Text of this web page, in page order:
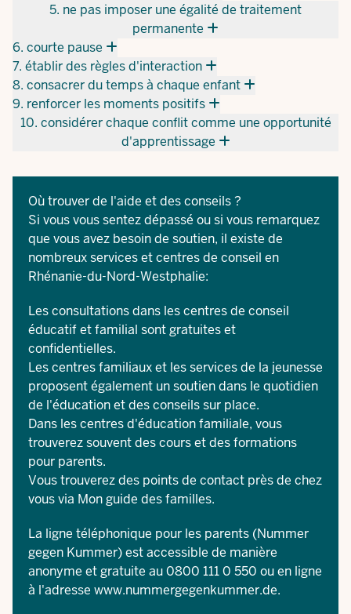
5. ne pas imposer une égalité de traitement
permanente
6. courte pause
7. établir des règles d'interaction
8. consacrer du temps à chaque enfant
9. renforcer les moments positifs
10. considérer chaque conflit comme une opportunité
d'apprentissage
Où trouver de l'aide et des conseils ?
Si vous vous sentez dépassé ou si vous remarquez
que vous avez besoin de soutien, il existe de
nombreux services et centres de conseil en
Rhénanie-du-Nord-Westphalie:
Les consultations dans les centres de conseil
éducatif et familial sont gratuites et
confidentielles.
Les centres familiaux et les services de la jeunesse
proposent également un soutien dans le quotidien
de l'éducation et des conseils sur place.
Dans les centres d'éducation familiale, vous
trouverez souvent des cours et des formations
pour parents.
Vous trouverez des points de contact près de chez
vous via Mon guide des familles.
La ligne téléphonique pour les parents (Nummer
gegen Kummer) est accessible de manière
anonyme et gratuite au 0800 111 0 550 ou en ligne
à l'adresse www.nummergegenkummer.de.